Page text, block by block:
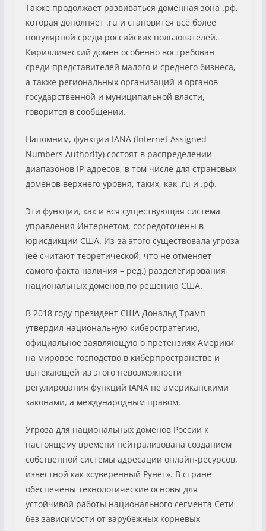
Также продолжает развиваться доменная зона .рф,
которая дополняет .ru и становится всё более
популярной среди российских пользователей.
Кириллический домен особенно востребован
среди представителей малого и среднего бизнеса,
а также региональных организаций и органов
государственной и муниципальной власти,
говорится в сообщении.
Напомним, функции IANA (Internet Assigned
Numbers Authority) состоят в распределении
диапазонов IP-адресов, в том числе для страновых
доменов верхнего уровня, таких, как .ru и .рф.
Эти функции, как и вся существующая система
управления Интернетом, сосредоточены в
юрисдикции США. Из-за этого существовала угроза
(её считают теоретической, что не отменяет
самого факта наличия – ред.) разделегирования
национальных доменов по решению США.
В 2018 году президент США Дональд Трамп
утвердил национальную киберстратегию,
официальное заявляющую о претензиях Америки
на мировое господство в киберпространстве и
вытекающей из этого невозможности
регулирования функций IANA не американскими
законами, а международным правом.
Угроза для национальных доменов России к
настоящему времени нейтрализована созданием
собственной системы адресации онлайн-ресурсов,
известной как «суверенный Рунет». В стране
обеспечены технологические основы для
устойчивой работы национального сегмента Сети
без зависимости от зарубежных корневых